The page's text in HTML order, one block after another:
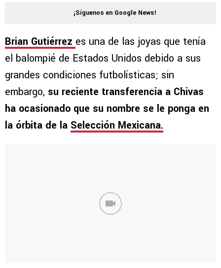
¡Síguenos en Google News!
Brian Gutiérrez es una de las joyas que tenía
el balompié de Estados Unidos debido a sus
grandes condiciones futbolísticas; sin
embargo, su reciente transferencia a Chivas
ha ocasionado que su nombre se le ponga en
la órbita de la Selección Mexicana.